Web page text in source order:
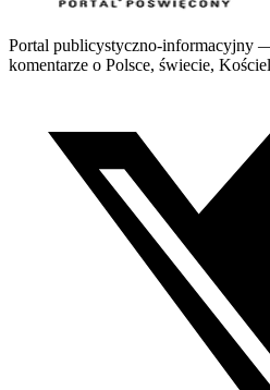
Portal publicystyczno-informacyjny
komentarze o Polsce, świecie,